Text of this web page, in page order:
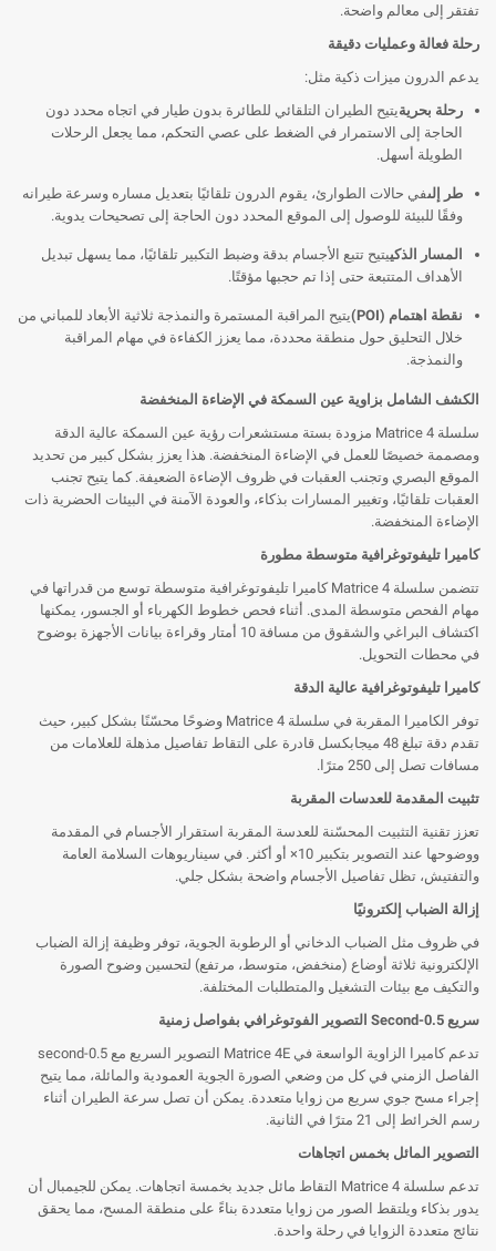
تفتقر إلى معالم واضحة.
رحلة فعالة وعمليات دقيقة
يدعم الدرون ميزات ذكية مثل:
رحلة بحريةيتيح الطيران التلقائي للطائرة بدون طيار في اتجاه محدد دون
الحاجة إلى الاستمرار في الضغط على عصي التحكم، مما يجعل الرحلات
الطويلة أسهل.
طر إلىفي حالات الطوارئ، يقوم الدرون تلقائيًا بتعديل مساره وسرعة طيرانه
وفقًا للبيئة للوصول إلى الموقع المحدد دون الحاجة إلى تصحيحات يدوية.
المسار الذكييتيح تتبع الأجسام بدقة وضبط التكبير تلقائيًا، مما يسهل تبديل
الأهداف المتتبعة حتى إذا تم حجبها مؤقتًا.
نقطة اهتمام (POI)
يتيح المراقبة المستمرة والنمذجة ثلاثية الأبعاد للمباني من
خلال التحليق حول منطقة محددة، مما يعزز الكفاءة في مهام المراقبة
والنمذجة.
الكشف الشامل بزاوية عين السمكة في الإضاءة المنخفضة
سلسلة Matrice 4 مزودة بستة مستشعرات رؤية عين السمكة عالية الدقة
ومصممة خصيصًا للعمل في الإضاءة المنخفضة. هذا يعزز بشكل كبير من تحديد
الموقع البصري وتجنب العقبات في ظروف الإضاءة الضعيفة. كما يتيح تجنب
العقبات تلقائيًا، وتغيير المسارات بذكاء، والعودة الآمنة في البيئات الحضرية ذات
الإضاءة المنخفضة.
كاميرا تليفوتوغرافية متوسطة مطورة
تتضمن سلسلة Matrice 4 كاميرا تليفوتوغرافية متوسطة توسع من قدراتها في
مهام الفحص متوسطة المدى. أثناء فحص خطوط الكهرباء أو الجسور، يمكنها
اكتشاف البراغي والشقوق من مسافة 10 أمتار وقراءة بيانات الأجهزة بوضوح
في محطات التحويل.
كاميرا تليفوتوغرافية عالية الدقة
توفر الكاميرا المقربة في سلسلة Matrice 4 وضوحًا محسّنًا بشكل كبير، حيث
تقدم دقة تبلغ 48 ميجابكسل قادرة على التقاط تفاصيل مذهلة للعلامات من
مسافات تصل إلى 250 مترًا.
تثبيت المقدمة للعدسات المقربة
تعزز تقنية التثبيت المحسّنة للعدسة المقربة استقرار الأجسام في المقدمة
ووضوحها عند التصوير بتكبير 10× أو أكثر. في سيناريوهات السلامة العامة
والتفتيش، تظل تفاصيل الأجسام واضحة بشكل جلي.
إزالة الضباب إلكترونيًا
في ظروف مثل الضباب الدخاني أو الرطوبة الجوية، توفر وظيفة إزالة الضباب
الإلكترونية ثلاثة أوضاع (منخفض، متوسط، مرتفع) لتحسين وضوح الصورة
والتكيف مع بيئات التشغيل والمتطلبات المختلفة.
سريع 0.5-Second التصوير الفوتوغرافي بفواصل زمنية
تدعم كاميرا الزاوية الواسعة في Matrice 4E التصوير السريع مع 0.5-second
الفاصل الزمني في كل من وضعي الصورة الجوية العمودية والمائلة، مما يتيح
إجراء مسح جوي سريع من زوايا متعددة. يمكن أن تصل سرعة الطيران أثناء
رسم الخرائط إلى 21 مترًا في الثانية.
التصوير المائل بخمس اتجاهات
تدعم سلسلة Matrice 4 التقاط مائل جديد بخمسة اتجاهات. يمكن للجيمبال أن
يدور بذكاء ويلتقط الصور من زوايا متعددة بناءً على منطقة المسح، مما يحقق
نتائج متعددة الزوايا في رحلة واحدة.